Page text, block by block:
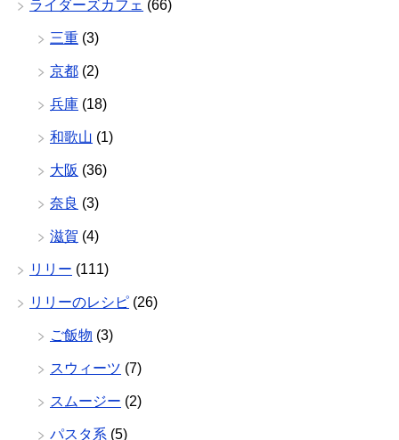
ライダーズカフェ (66)
三重 (3)
京都 (2)
兵庫 (18)
和歌山 (1)
大阪 (36)
奈良 (3)
滋賀 (4)
リリー (111)
リリーのレシピ (26)
ご飯物 (3)
スウィーツ (7)
スムージー (2)
パスタ系 (5)